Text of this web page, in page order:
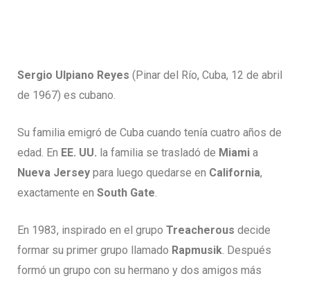
Sergio Ulpiano Reyes (Pinar del Río, Cuba, 12 de abril
de 1967) es cubano.
Su familia emigró de Cuba cuando tenía cuatro años de
edad. En EE. UU. la familia se trasladó de Miami a
Nueva Jersey para luego quedarse en California,
exactamente en South Gate.
En 1983, inspirado en el grupo Treacherous decide
formar su primer grupo llamado Rapmusik. Después
formó un grupo con su hermano y dos amigos más